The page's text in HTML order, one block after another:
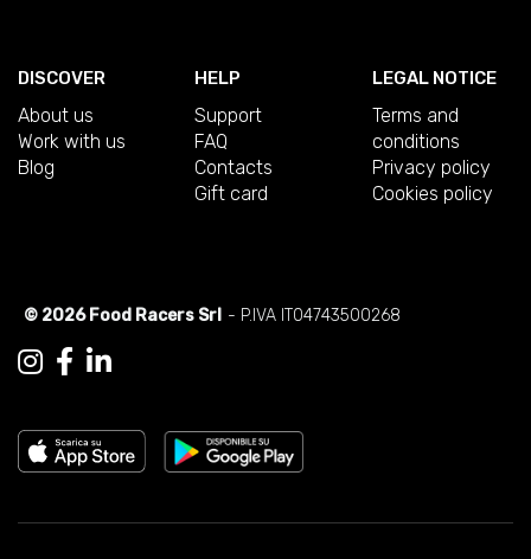
DISCOVER
About us
Work with us
Blog
HELP
Support
FAQ
Contacts
Gift card
LEGAL NOTICE
Terms and
conditions
Privacy policy
Cookies policy
© 2026 Food Racers Srl - P.IVA IT04743500268